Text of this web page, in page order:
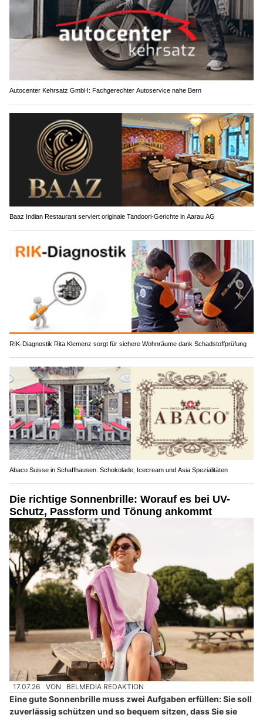
Autocenter Kehrsatz GmbH: Fachgerechter Autoservice nahe Bern
Baaz Indian Restaurant serviert originale Tandoori-Gerichte in Aarau AG
RIK-Diagnostik Rita Klemenz sorgt für sichere Wohnräume dank Schadstoffprüfung
Abaco Suisse in Schaffhausen: Schokolade, Icecream und Asia Spezialitäten
Die richtige Sonnenbrille: Worauf es bei UV-
Schutz, Passform und Tönung ankommt
17.07.26 VON BELMEDIA REDAKTION
Eine gute Sonnenbrille muss zwei Aufgaben erfüllen: Sie soll
zuverlässig schützen und so bequem sitzen, dass Sie sie